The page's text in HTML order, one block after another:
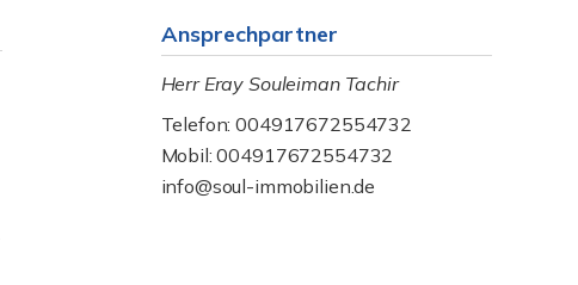
Ansprechpartner
Herr Eray Souleiman Tachir
Telefon: 004917672554732
Mobil: 004917672554732
info@soul-immobilien.de